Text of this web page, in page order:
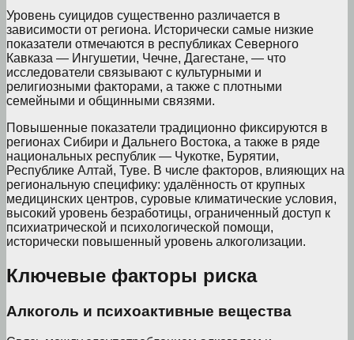
Уровень суицидов существенно различается в
зависимости от региона. Исторически самые низкие
показатели отмечаются в республиках Северного
Кавказа — Ингушетии, Чечне, Дагестане, — что
исследователи связывают с культурными и
религиозными факторами, а также с плотными
семейными и общинными связями.
Повышенные показатели традиционно фиксируются в
регионах Сибири и Дальнего Востока, а также в ряде
национальных республик — Чукотке, Бурятии,
Республике Алтай, Туве. В числе факторов, влияющих на
региональную специфику: удалённость от крупных
медицинских центров, суровые климатические условия,
высокий уровень безработицы, ограниченный доступ к
психиатрической и психологической помощи,
исторически повышенный уровень алкоголизации.
Ключевые факторы риска
Алкоголь и психоактивные вещества